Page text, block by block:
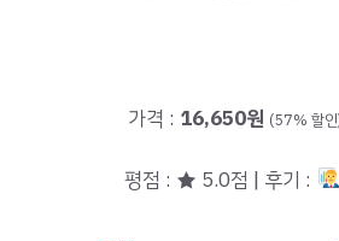
가격 : 16,650원 (57% 할
평점 : ★ 5.0점 | 후기 :